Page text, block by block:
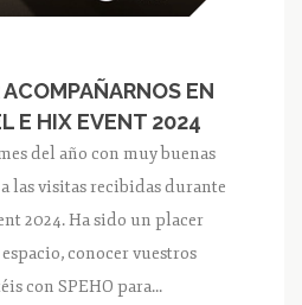
EN
E HIX EVENT 2024
del año con muy buenas
las visitas recibidas durante
2024. Ha sido un placer
conocer vuestros
con SPEHO para...